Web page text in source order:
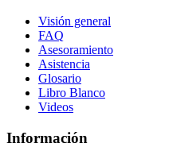
Visión general
FAQ
Asesoramiento
Asistencia
Glosario
Libro Blanco
Videos
Información